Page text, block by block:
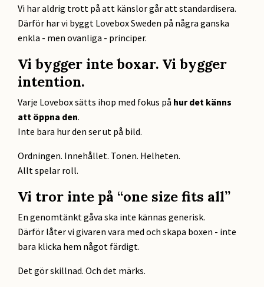
Vi har aldrig trott på att känslor går att standardisera.
Därför har vi byggt Lovebox Sweden på några ganska
enkla - men ovanliga - principer.
Vi bygger inte boxar. Vi bygger
intention.
Varje Lovebox sätts ihop med fokus på hur det känns
att öppna den.
Inte bara hur den ser ut på bild.
Ordningen. Innehållet. Tonen. Helheten.
Allt spelar roll.
Vi tror inte på “one size fits all”
En genomtänkt gåva ska inte kännas generisk.
Därför låter vi givaren vara med och skapa boxen - inte
bara klicka hem något färdigt.
Det gör skillnad. Och det märks.